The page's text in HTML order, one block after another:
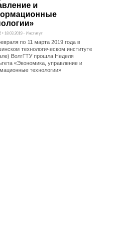
и
• 18.03.2019 - Институт
по 11 марта 2019 года в
технологическом институте
ВолгГТУ прошла Неделя
«Экономика, управление и
технологии»